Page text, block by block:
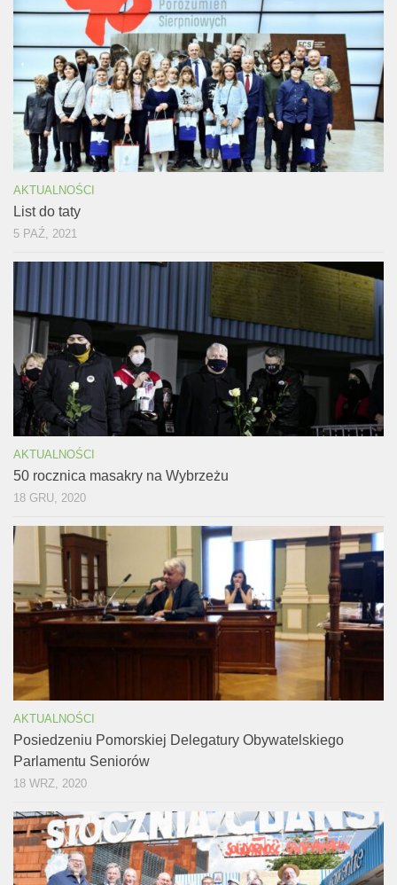
AKTUALNOŚCI
List do taty
5 PAŹ, 2021
AKTUALNOŚCI
50 rocznica masakry na Wybrzeżu
18 GRU, 2020
AKTUALNOŚCI
Posiedzeniu Pomorskiej Delegatury Obywatelskiego
Parlamentu Seniorów
18 WRZ, 2020